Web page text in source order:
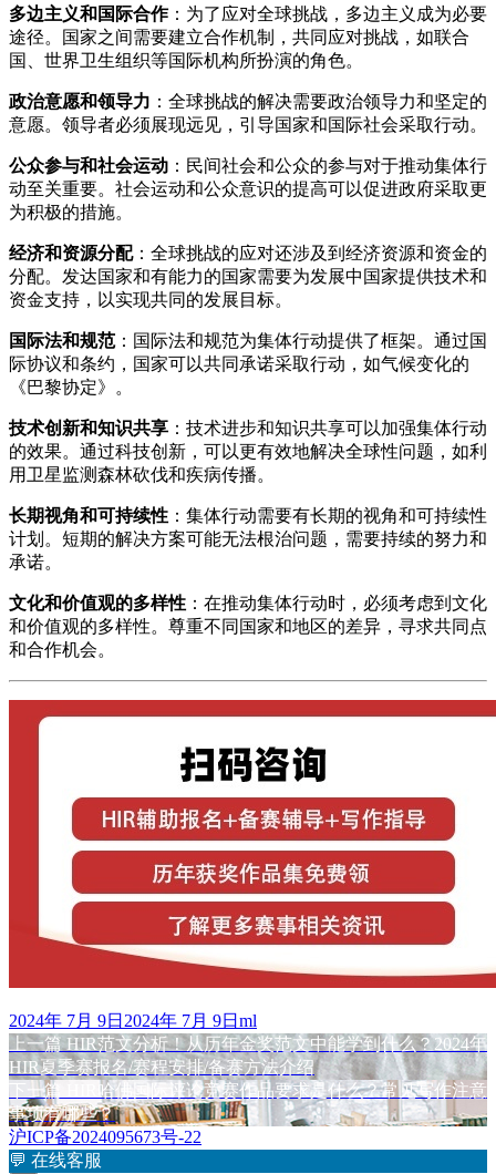
多边主义和国际合作：为了应对全球挑战，多边主义成为必要
途径。国家之间需要建立合作机制，共同应对挑战，如联合
国、世界卫生组织等国际机构所扮演的角色。
政治意愿和领导力 ：全球挑战的解决需要政治领导力和坚定的
意愿。领导者必须展现远见，引导国家和国际社会采取行动。
公众参与和社会运动 ：民间社会和公众的参与对于推动集体行
动至关重要。社会运动和公众意识的提高可以促进政府采取更
为积极的措施。
经济和资源分配：全球挑战的应对还涉及到经济资源和资金的
分配。发达国家和有能力的国家需要为发展中国家提供技术和
资金支持，以实现共同的发展目标。
国际法和规范：国际法和规范为集体行动提供了框架。通过国
际协议和条约，国家可以共同承诺采取行动，如气候变化的
《巴黎协定》。
技术创新和知识共享 ：技术进步和知识共享可以加强集体行动
的效果。通过科技创新，可以更有效地解决全球性问题，如利
用卫星监测森林砍伐和疾病传播。
长期视角和可持续性 ：集体行动需要有长期的视角和可持续性
计划。短期的解决方案可能无法根治问题，需要持续的努力和
承诺。
文化和价值观的多样性 ：在推动集体行动时，必须考虑到文化
和价值观的多样性。尊重不同国家和地区的差异，寻求共同点
和合作机会。
发
布
于
2024年 7月 9日 2024年 7月 9日 作
者
ml
文
章
导
航
上一篇 上
篇
章：
HIR范文分析！从历年金奖范文中能学到什么？2024年
HIR夏季赛报名/赛程安排/备赛方法介绍
下一篇
篇
文
章：
HIR哈佛国际评论竞赛作品要求是什么？常见写作注意
事项有哪些？
沪ICP备2024095673号-22
💬 在线客服